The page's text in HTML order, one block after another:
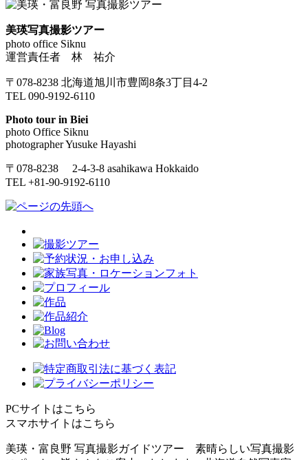
美瑛写真撮影ツアー
photo office Siknu
運営責任者 林 祐介
〒078-8238 北海道旭川市豊岡8条3丁目4-2
TEL 090-9192-6110
Photo tour in Biei
photo Office Siknu
photographer Yusuke Hayashi
〒078-8238 2-4-3-8 asahikawa Hokkaido
TEL +81-90-9192-6110
PCサイトはこちら
スマホサイトはこちら
美瑛・富良野 写真撮影ガイドツアー 素晴らしい写真撮影